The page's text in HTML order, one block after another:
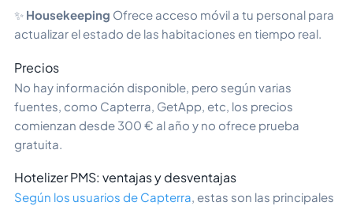
✨ Housekeeping Ofrece acceso móvil a tu personal para
actualizar el estado de las habitaciones en tiempo real.
Precios
No hay información disponible, pero según varias
fuentes, como Capterra, GetApp, etc, los precios
comienzan desde 300 € al año y no ofrece prueba
gratuita.
Hotelizer PMS: ventajas y desventajas
Según los usuarios de Capterra, estas son las principales